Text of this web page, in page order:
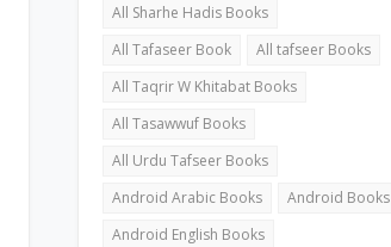
All Sharhe Hadis Books
All Tafaseer Book
All tafseer Books
All Taqrir W Khitabat Books
All Tasawwuf Books
All Urdu Tafseer Books
Android Arabic Books
Android Books
Android English Books